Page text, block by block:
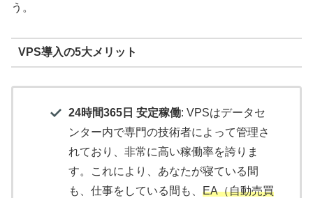
う。
VPS導入の5大メリット
24時間365日 安定稼働: VPSはデータセ
ンター内で専門の技術者によって管理さ
れており、非常に高い稼働率を誇りま
す。これにより、あなたが寝ている間
も、仕事をしている間も、 EA（自動売買